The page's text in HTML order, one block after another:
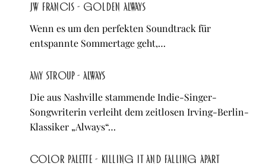
JW Francis - Golden Always
Wenn es um den perfekten Soundtrack für
entspannte Sommertage geht,…
Amy Stroup - Always
Die aus Nashville stammende Indie-Singer-
Songwriterin verleiht dem zeitlosen Irving-Berlin-
Klassiker „Always“…
Color Palette - Killing It and Falling Apart